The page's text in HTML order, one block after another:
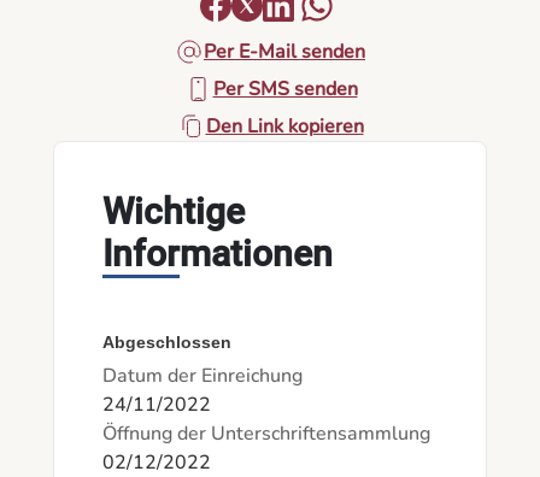
Per E-Mail senden
Per SMS senden
Den Link kopieren
Wichtige
Informationen
Abgeschlossen
Datum der Einreichung
24/11/2022
Öffnung der Unterschriftensammlung
02/12/2022